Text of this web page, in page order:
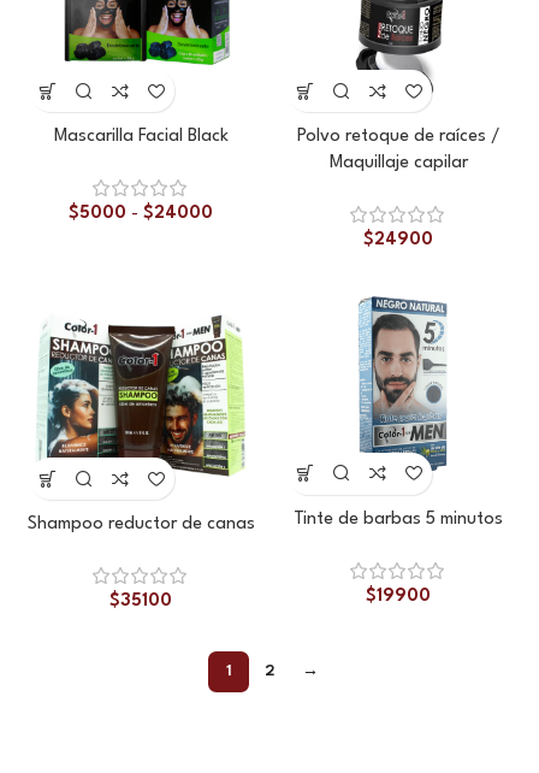
Mascarilla Facial Black
$5000 - $24000
Polvo retoque de raíces /
Maquillaje capilar
$24900
Shampoo reductor de canas
$35100
Tinte de barbas 5 minutos
$19900
1 2 →